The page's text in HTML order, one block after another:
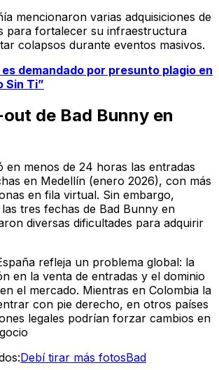
mencionaron varias adquisiciones de
para fortalecer su infraestructura
colapsos durante eventos masivos.
es demandado por presunto plagio en
Sin Ti”
de Bad Bunny en
en menos de 24 horas las entradas
en Medellín (enero 2026), con más
en fila virtual. Sin embargo,
tres fechas de Bad Bunny en
diversas dificultades para adquirir
refleja un problema global: la
en la venta de entradas y el dominio
el mercado. Mientras en Colombia la
con pie derecho, en otros países
legales podrían forzar cambios en
Debí tirar más fotosBad